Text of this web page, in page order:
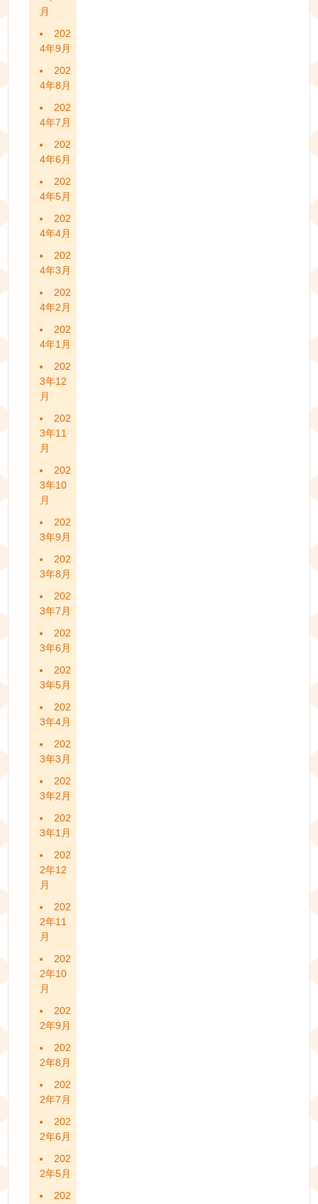
月
202
4年9月
202
4年8月
202
4年7月
202
4年6月
202
4年5月
202
4年4月
202
4年3月
202
4年2月
202
4年1月
202
3年12
月
202
3年11
月
202
3年10
月
202
3年9月
202
3年8月
202
3年7月
202
3年6月
202
3年5月
202
3年4月
202
3年3月
202
3年2月
202
3年1月
202
2年12
月
202
2年11
月
202
2年10
月
202
2年9月
202
2年8月
202
2年7月
202
2年6月
202
2年5月
202